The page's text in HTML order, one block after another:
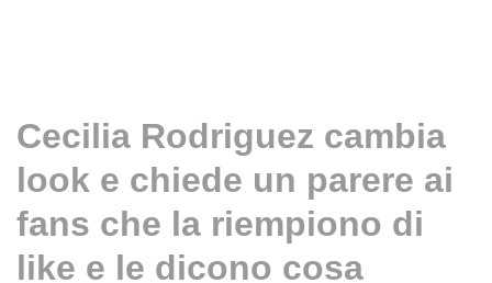
Cecilia Rodriguez cambia
look e chiede un parere ai
fans che la riempiono di
like e le dicono cosa